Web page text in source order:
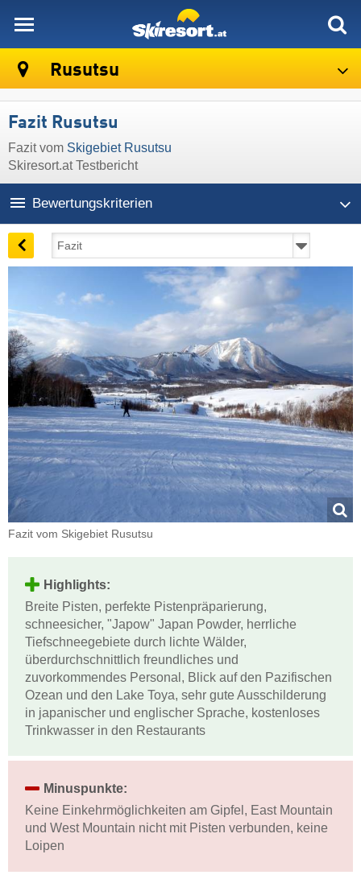
Rusutsu
Fazit Rusutsu
Fazit vom Skigebiet Rusutsu
Skiresort.at Testbericht
Bewertungskriterien
Fazit vom Skigebiet Rusutsu
Highlights:
Breite Pisten, perfekte Pistenpräparierung,
schneesicher, "Japow" Japan Powder, herrliche
Tiefschneegebiete durch lichte Wälder,
überdurchschnittlich freundliches und
zuvorkommendes Personal, Blick auf den Pazifischen
Ozean und den Lake Toya, sehr gute Ausschilderung
in japanischer und englischer Sprache, kostenloses
Trinkwasser in den Restaurants
Minuspunkte:
Keine Einkehrmöglichkeiten am Gipfel, East Mountain
und West Mountain nicht mit Pisten verbunden, keine
Loipen